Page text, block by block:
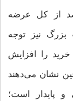
اینجکتیو، معادل ۷‌درصد از کل عرضه
بزرگ نیز توجه
را افزایش
نشان می‌دهند
و پایدار است؛